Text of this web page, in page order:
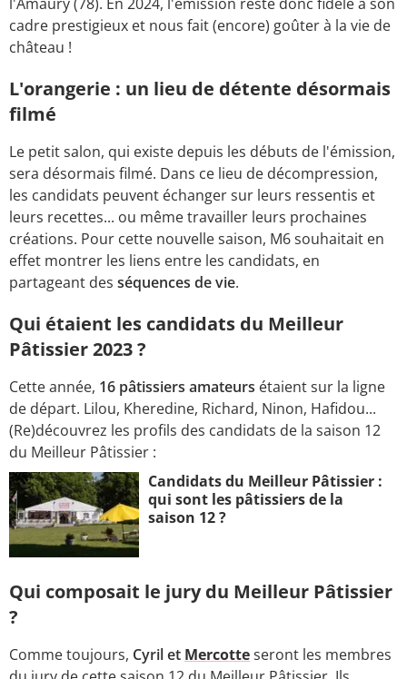
cadre prestigieux et nous fait (encore) goûter à la vie de
château !
L'orangerie : un lieu de détente désormais
filmé
Le petit salon, qui existe depuis les débuts de l'émission,
sera désormais filmé. Dans ce lieu de décompression,
les candidats peuvent échanger sur leurs ressentis et
leurs recettes... ou même travailler leurs prochaines
créations. Pour cette nouvelle saison, M6 souhaitait en
effet montrer les liens entre les candidats, en
partageant des séquences de vie.
Qui étaient les candidats du Meilleur
Pâtissier 2023 ?
Cette année, 16 pâtissiers amateurs étaient sur la ligne
de départ. Lilou, Kheredine, Richard, Ninon, Hafidou...
(Re)découvrez les profils des candidats de la saison 12
du Meilleur Pâtissier :
Candidats du Meilleur Pâtissier :
qui sont les pâtissiers de la
saison 12 ?
Qui composait le jury du Meilleur Pâtissier
?
Comme toujours, Cyril et Mercotteseront les membres